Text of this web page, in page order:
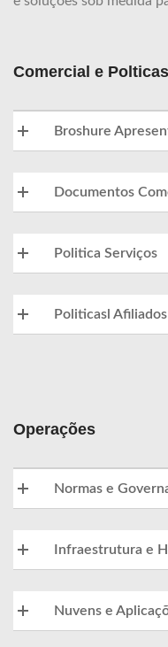
Comercial e Polticas
Broshure
Documentos
Politica Serviços
Politicasl Afiliados
Operações
Normas e
Infraestrutura e
Nuvens e